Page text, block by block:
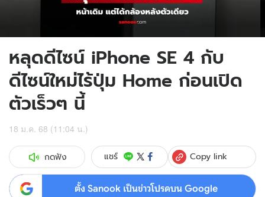
หลุดดีไซน์ iPhone SE 4 กับ
ดีไซน์ใหม่ไร้ปุ่ม Home ก่อนเปิด
ตัวเร็วๆ นี้
18 ม.ค. 68 (11:04 น.)
กดฟัง แชร์ Copy link
ตั้ง Sanook เป็นข่าวโปรดบน Google